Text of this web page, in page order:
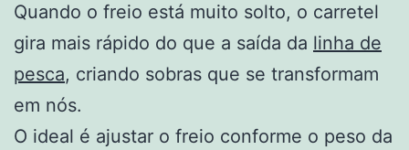
Quando o freio está muito solto, o carretel
gira mais rápido do que a saída da linha de
pesca, criando sobras que se transformam
em nós.
O ideal é ajustar o freio conforme o peso da